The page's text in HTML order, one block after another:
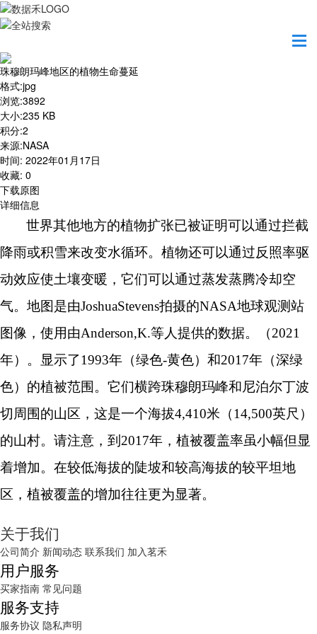
珠穆朗玛峰地区的植物生命蔓延
格式:jpg
浏览:3892
大小:235 KB
积分:2
来源:NASA
时间: 2022年01月17日
收藏: 0
下载原图
详细信息
世界其他地方的植物扩张已被证明可以通过拦截
降雨或积雪来改变水循环。植物还可以通过反照率驱
动效应使土壤变暖，它们可以通过蒸发蒸腾冷却空
气。地图是由JoshuaStevens拍摄的NASA地球观测站
图像，使用由Anderson,K.等人提供的数据。（2021
年）。显示了1993年（绿色-黄色）和2017年（深绿
色）的植被范围。它们横跨珠穆朗玛峰和尼泊尔丁波
切周围的山区，这是一个海拔4,410米（14,500英尺）
的山村。请注意，到2017年，植被覆盖率虽小幅但显
着增加。在较低海拔的陡坡和较高海拔的较平坦地
区，植被覆盖的增加往往更为显著。
关于我们
公司简介 新闻动态 联系我们 加入茗禾
用户服务
买家指南 常见问题
服务支持
服务协议 隐私声明